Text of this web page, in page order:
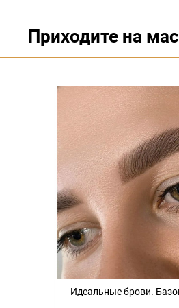
Приходите на
Идеальные брови.